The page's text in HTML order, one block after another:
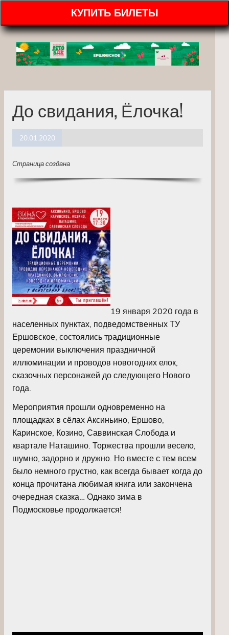
КУПИТЬ БИЛЕТЫ
До свидания, Ёлочка!
20.01.2020
Страница создана
19 января 2020 года в
населенных пунктах, подведомственных ТУ
Ершовское, состоялись традиционные
церемонии выключения праздничной
иллюминации и проводов новогодних елок,
сказочных персонажей до следующего Нового
года.
Мероприятия прошли одновременно на
площадках в сёлах Аксиньино, Ершово,
Каринское, Козино, Саввинская Слобода и
квартале Наташино. Торжества прошли весело,
шумно, задорно и дружно. Но вместе с тем всем
было немного грустно, как всегда бывает когда до
конца прочитана любимая книга или закончена
очередная сказка… Однако зима в
Подмосковье продолжается!